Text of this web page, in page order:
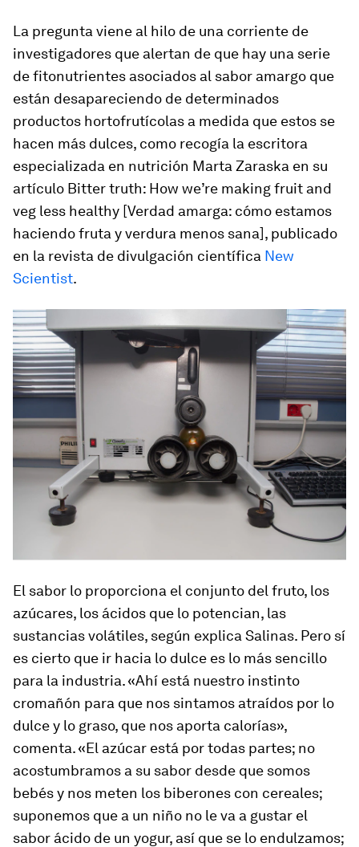
La pregunta viene al hilo de una corriente de
investigadores que alertan de que hay una serie
de fitonutrientes asociados al sabor amargo que
están desapareciendo de determinados
productos hortofrutícolas a medida que estos se
hacen más dulces, como recogía la escritora
especializada en nutrición Marta Zaraska en su
artículo Bitter truth: How we’re making fruit and
veg less healthy [Verdad amarga: cómo estamos
haciendo fruta y verdura menos sana], publicado
en la revista de divulgación científica New
Scientist.
El sabor lo proporciona el conjunto del fruto, los
azúcares, los ácidos que lo potencian, las
sustancias volátiles, según explica Salinas. Pero sí
es cierto que ir hacia lo dulce es lo más sencillo
para la industria. «Ahí está nuestro instinto
cromañón para que nos sintamos atraídos por lo
dulce y lo graso, que nos aporta calorías»,
comenta. «El azúcar está por todas partes; no
acostumbramos a su sabor desde que somos
bebés y nos meten los biberones con cereales;
suponemos que a un niño no le va a gustar el
sabor ácido de un yogur, así que se lo endulzamos;